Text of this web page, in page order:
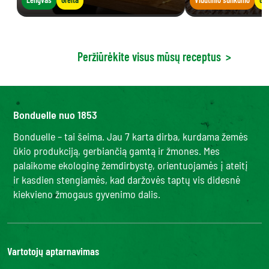
Peržiūrėkite visus mūsų receptus >
Bonduelle nuo 1853
Bonduelle – tai šeima. Jau 7 karta dirba, kurdama žemės
ūkio produkciją, gerbiančią gamtą ir žmones. Mes
palaikome ekologinę žemdirbystę, orientuojamės į ateitį
ir kasdien stengiamės, kad daržovės taptų vis didesnė
kiekvieno žmogaus gyvenimo dalis.
Vartotojų aptarnavimas